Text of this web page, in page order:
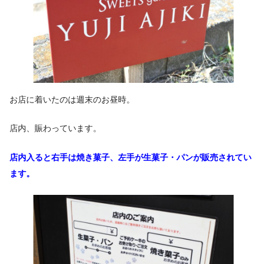
お店に着いたのは週末のお昼時。
店内、賑わっています。
店内入ると右手は焼き菓子、 左手が生菓子・パンが販売されてい
ます。